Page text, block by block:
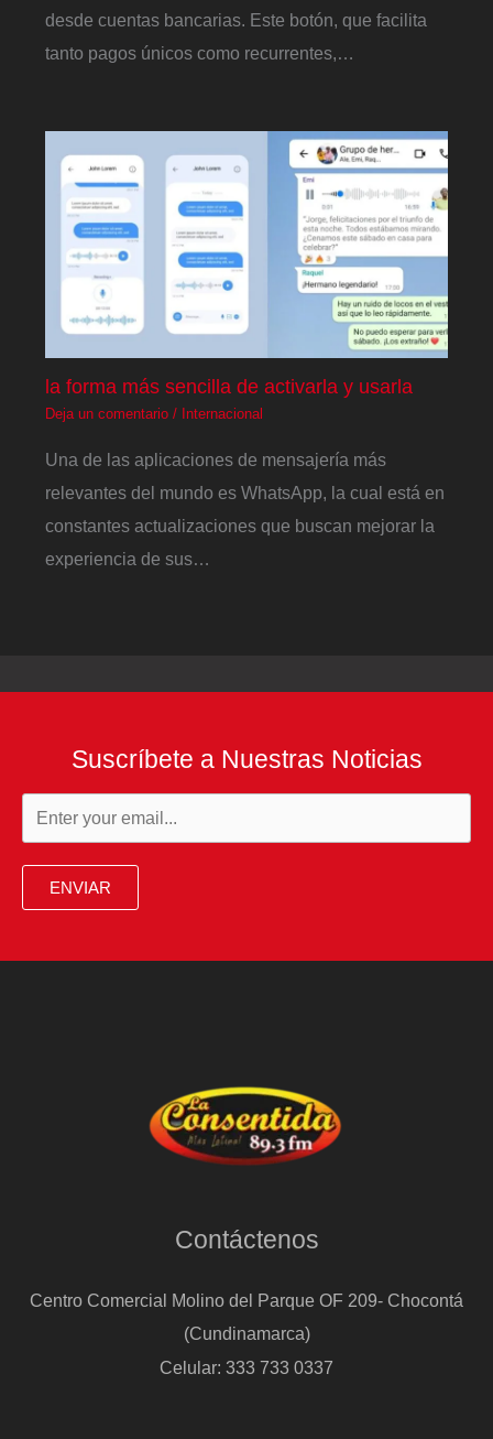
desde cuentas bancarias. Este botón, que facilita
tanto pagos únicos como recurrentes,…
la forma más sencilla de activarla y usarla
Deja un comentario / Internacional
Una de las aplicaciones de mensajería más
relevantes del mundo es WhatsApp, la cual está en
constantes actualizaciones que buscan mejorar la
experiencia de sus…
Suscríbete a Nuestras Noticias
ENVIAR
Contáctenos
Centro Comercial Molino del Parque OF 209- Chocontá
(Cundinamarca)
Celular: 333 733 0337